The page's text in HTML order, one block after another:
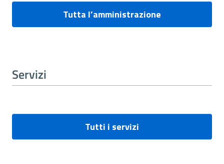
Tutta l’amministrazione
Servizi
Tutti i servizi